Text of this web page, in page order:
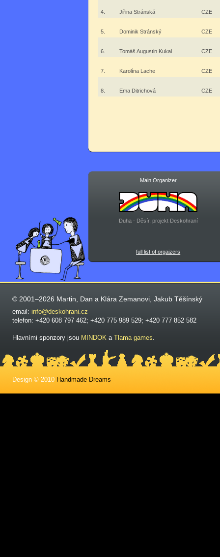
4. Jiřina Stránská CZE
5. Dominik Stránský CZE
6. Tomáš Augustin Kukal CZE
7. Karolína Lache CZE
8. Ema Ditrichová CZE
Main Organizer
Duha - Děsír, projekt Deskohraní
full list of orgaizers
© 2001–2026 Martin, Dan a Klára Zemanovi, Jakub Těšínský
email: info@deskohrani.cz
telefon: +420 608 797 462; +420 775 989 529; +420 777 852 582
Hlavními sponzory jsou MINDOK a Tlama games.
Design © 2010 Handmade Dreams